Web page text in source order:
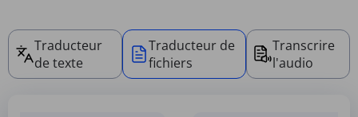
Traducteur
de texte
Traducteur de
fichiers
Transcrire
l'audio